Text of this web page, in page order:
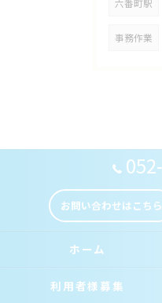
六番町駅
事務作業
お問い合わせはこちら
ホーム
利用者様募集